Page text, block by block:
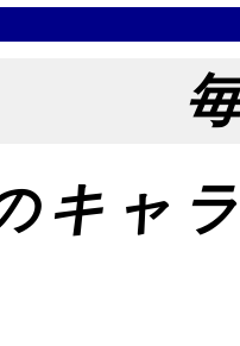
キャ